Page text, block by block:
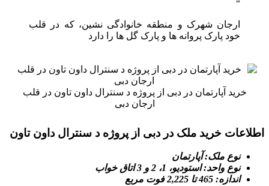
ارجان شهرک و منطقه خانوادگی نشین، که در قلب
خود پارک پروانه ها و پارک گل ها را دارد
خرید آپارتمان در دبی از پروژه د سنترال داون تاون در قلب
ارجان دبی
اطلاعات خرید ملک در دبی از پروژه د سنترال داون تاون
نوع ملک: آپارتمان
نوع واحد: استودیو، 1، 2 و 3 اتاق خواب
اندازه: 465 تا 2,225 فوت مربع